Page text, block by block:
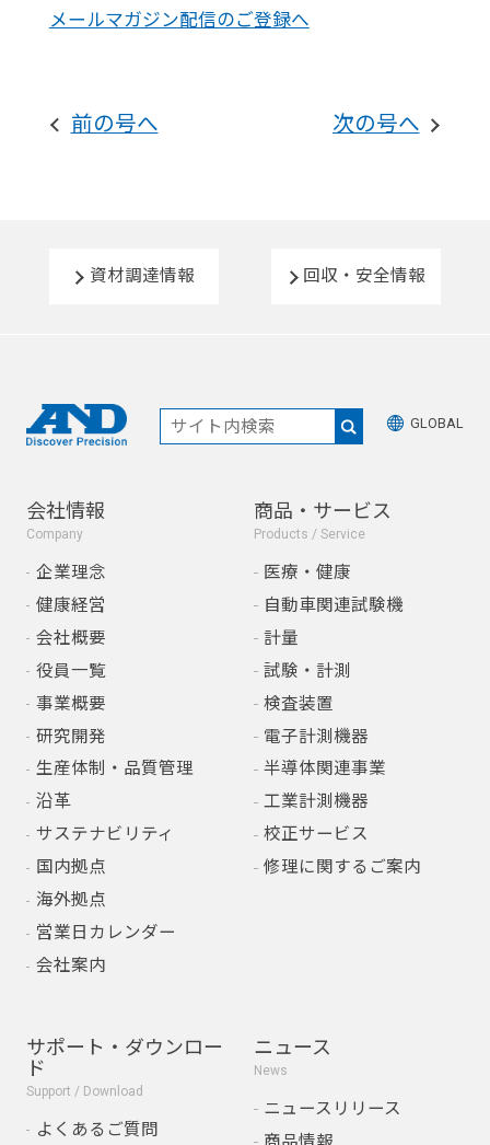
メールマガジン配信のご登録へ
前の号へ 次の号へ
資材調達情報 回収・安全情報
GLOBAL
会社情報
Company
企業理念
健康経営
会社概要
役員一覧
事業概要
研究開発
生産体制・品質管理
沿革
サステナビリティ
国内拠点
海外拠点
営業日カレンダー
会社案内
商品・サービス
Products / Service
医療・健康
自動車関連試験機
計量
試験・計測
検査装置
電子計測機器
半導体関連事業
工業計測機器
校正サービス
修理に関するご案内
サポート・ダウンロー
ド
Support / Download
よくあるご質問
ニュース
News
ニュースリリース